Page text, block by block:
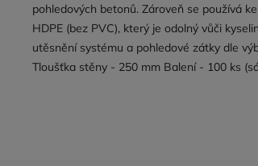
pohledových betonů. Zároveň se používá
HDPE (bez PVC), který je odolný vůči
utěsnění systému a pohledové zátky dle
Tloušťka stěny - 250 mm Balení - 100 ks